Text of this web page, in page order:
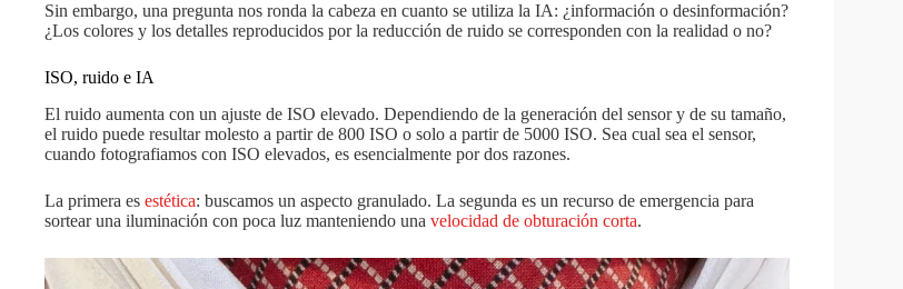
Sin embargo, una pregunta nos ronda la cabeza en cuanto se utiliza la IA: ¿información o desinformación?
¿Los colores y los detalles reproducidos por la reducción de ruido se corresponden con la realidad o no?
ISO, ruido e IA
El ruido aumenta con un ajuste de ISO elevado. Dependiendo de la generación del sensor y de su tamaño,
el ruido puede resultar molesto a partir de 800 ISO o solo a partir de 5000 ISO. Sea cual sea el sensor,
cuando fotografiamos con ISO elevados, es esencialmente por dos razones.
La primera es estética: buscamos un aspecto granulado. La segunda es un recurso de emergencia para
sortear una iluminación con poca luz manteniendo una velocidad de obturación corta.